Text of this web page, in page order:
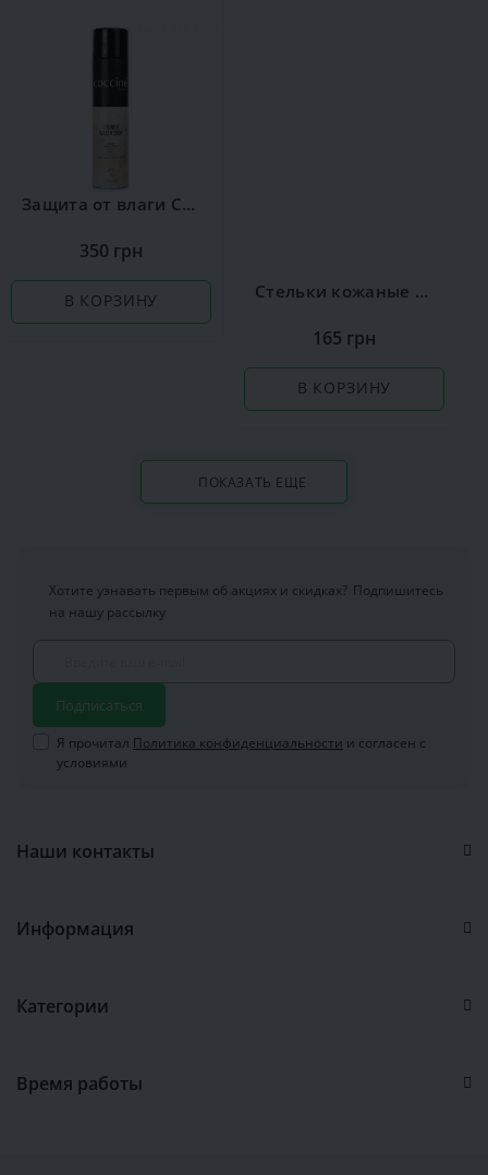
Защита от влаги Сoccine
350 грн
В КОРЗИНУ Стельки кожаные Coccine Leather on Latex
165 грн
В КОРЗИНУ
ПОКАЗАТЬ ЕЩЕ
Хотите узнавать первым об акциях и скидках? Подпишитесь
на нашу рассылку
Подписаться
Я прочитал Политика конфиденциальности и согласен с
условиями
Наши контакты
Информация
Категории
Время работы